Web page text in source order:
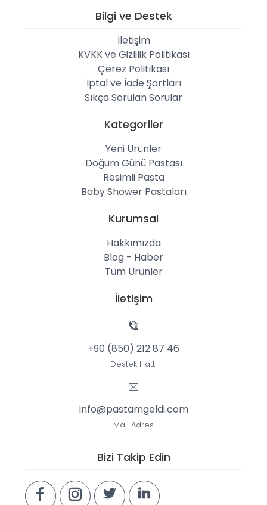
Bilgi ve Destek
İletişim
KVKK ve Gizlilik Politikası
Çerez Politikası
İptal ve İade Şartları
Sıkça Sorulan Sorular
Kategoriler
Yeni Ürünler
Doğum Günü Pastası
Resimli Pasta
Baby Shower Pastaları
Kurumsal
Hakkımızda
Blog - Haber
Tüm Ürünler
İletişim
+90 (850) 212 87 46
Destek Hattı
info@pastamgeldi.com
Mail Adres
Bizi Takip Edin